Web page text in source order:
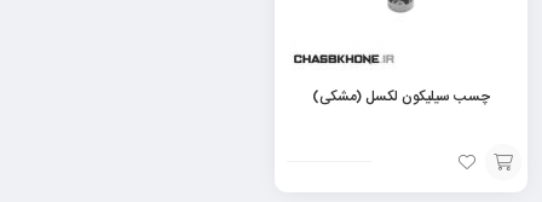
چسب سیلیکون لکسل (مشکی)